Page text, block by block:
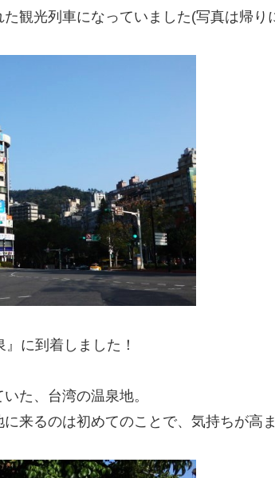
観光列車になっていました(写真は帰り
に到着しました！
た、台湾の温泉地。
来るのは初めてのことで、気持ちが高